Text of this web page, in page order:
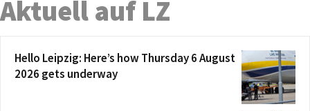
Aktuell auf LZ
Hello Leipzig: Here’s how Thursday 6 August
2026 gets underway